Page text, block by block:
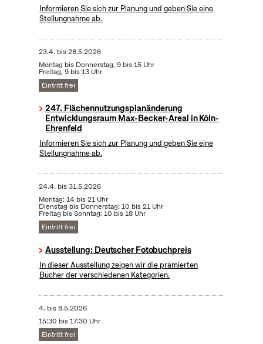
Informieren Sie sich zur Planung und geben Sie eine
Stellungnahme ab.
23.4. bis28.5.2026
Montag bis Donnerstag, 9 bis 15 Uhr
Freitag, 9 bis 13 Uhr
Eintritt frei
247. Flächennutzungsplanänderung
Entwicklungsraum Max-Becker-Areal in Köln-
Ehrenfeld
Informieren Sie sich zur Planung und geben Sie eine
Stellungnahme ab.
24.4. bis31.5.2026
Montag: 14 bis 21 Uhr
Dienstag bis Donnerstag: 10 bis 21 Uhr
Freitag bis Sonntag: 10 bis 18 Uhr
Eintritt frei
Ausstellung: Deutscher Fotobuchpreis
In dieser Ausstellung zeigen wir die prämierten
Bücher der verschiedenen Kategorien.
4. bis8.5.2026
15:30 bis 17:30 Uhr
Eintritt frei